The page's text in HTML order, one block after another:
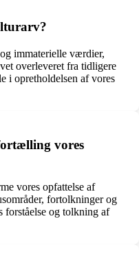
immaterielle værdier,
overleveret fra tidligere
i opretholdelsen af vores
vores
vores opfattelse af
fortolkninger og
forståelse og tolkning af